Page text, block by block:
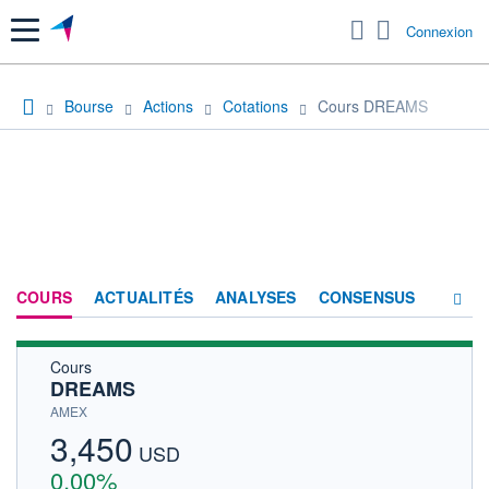
Menu Connexion
Bourse Actions Cotations Cours DREAMS
COURS ACTUALITÉS ANALYSES CONSENSUS
Cours
DREAMS
AMEX
3,450 USD
0,00%